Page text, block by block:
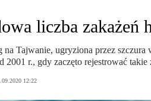
liczba zakażeń
Tajwanie, ugryziona przez
2001 r., gdy zaczęto rejestrować takie
12:22